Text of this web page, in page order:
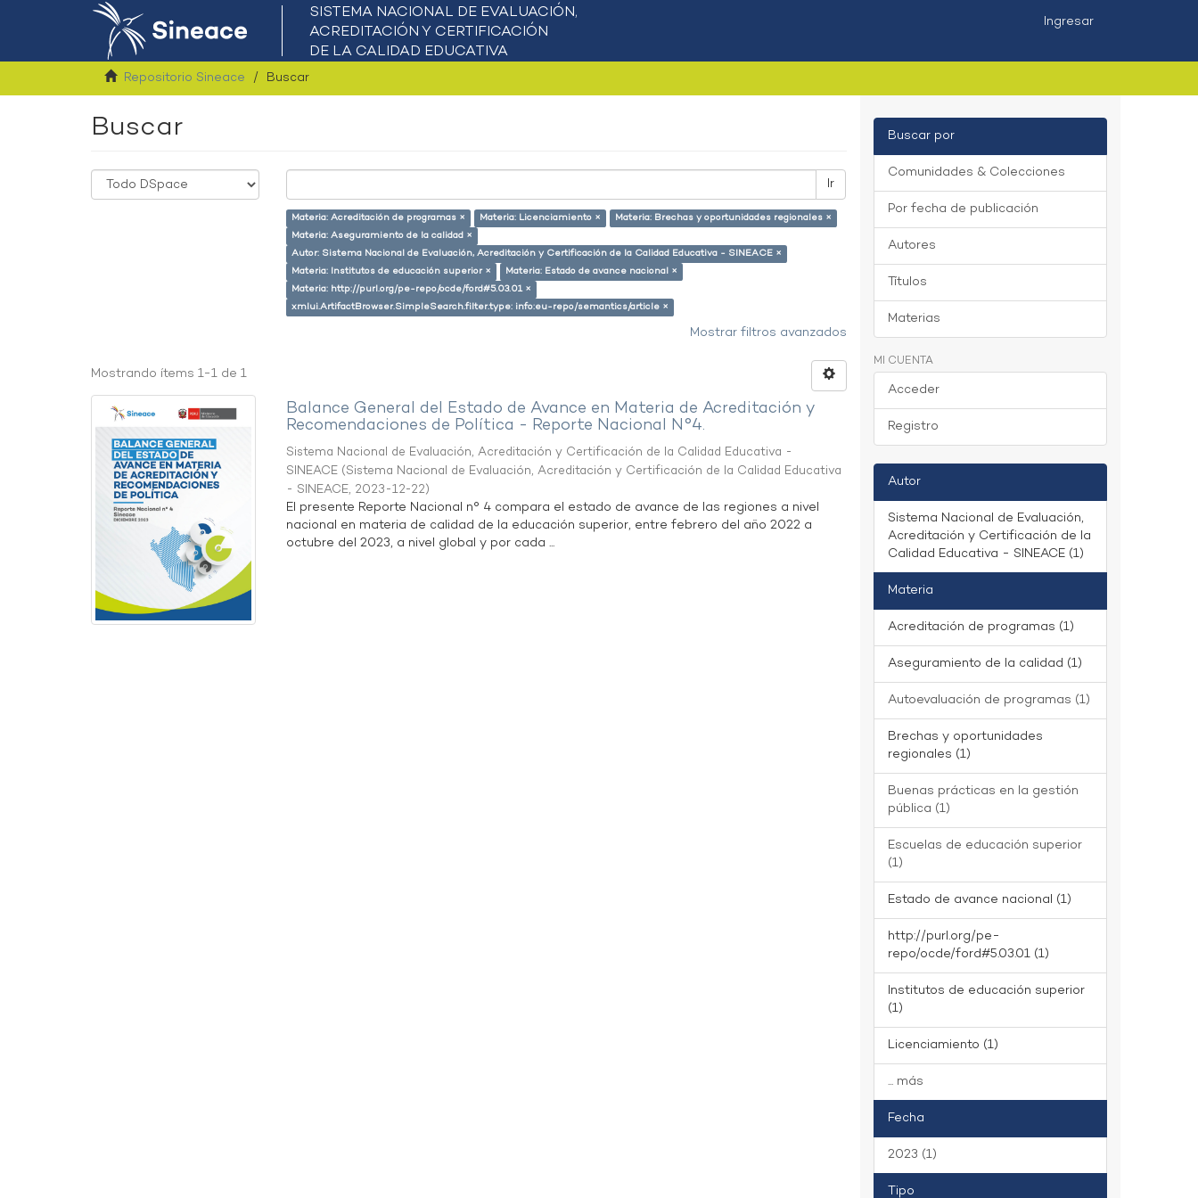
Ingresar
Repositorio Sineace Buscar
Buscar
Ir
Materia: Acreditación de programas × Materia: Licenciamiento ×
Materia: Brechas y oportunidades regionales ×
Materia: Aseguramiento de la calidad ×
Autor: Sistema Nacional de Evaluación, Acreditación y Certificación de la Calidad Educativa - SINEACE ×
Materia: Institutos de educación superior ×
Materia: Estado de avance nacional ×
Materia: http://purl.org/pe-repo/ocde/ford#5.03.01 ×
xmlui.ArtifactBrowser.SimpleSearch.filter.type: info:eu-repo/semantics/article ×
Mostrar filtros avanzados
Mostrando ítems 1-1 de 1
Balance General del Estado de Avance en Materia de Acreditación y
Recomendaciones de Política - Reporte Nacional N°4.
Sistema Nacional de Evaluación, Acreditación y Certificación de la Calidad Educativa -
SINEACE (Sistema Nacional de Evaluación, Acreditación y Certificación de la Calidad Educativa
- SINEACE, 2023-12-22)
El presente Reporte Nacional n° 4 compara el estado de avance de las regiones a nivel
nacional en materia de calidad de la educación superior, entre febrero del año 2022 a
octubre del 2023, a nivel global y por cada ...
Buscar por
Comunidades & Colecciones
Por fecha de publicación
Autores
Títulos
Materias
MI CUENTA
Acceder
Registro
Autor
Sistema Nacional de Evaluación,
Acreditación y Certificación de la
Calidad Educativa - SINEACE (1)
Materia
Acreditación de programas (1)
Aseguramiento de la calidad (1)
Autoevaluación de programas (1)
Brechas y oportunidades
regionales (1)
Buenas prácticas en la gestión
pública (1)
Escuelas de educación superior
(1)
Estado de avance nacional (1)
http://purl.org/pe-
repo/ocde/ford#5.03.01 (1)
Institutos de educación superior
(1)
Licenciamiento (1)
... más
Fecha
2023 (1)
Tipo